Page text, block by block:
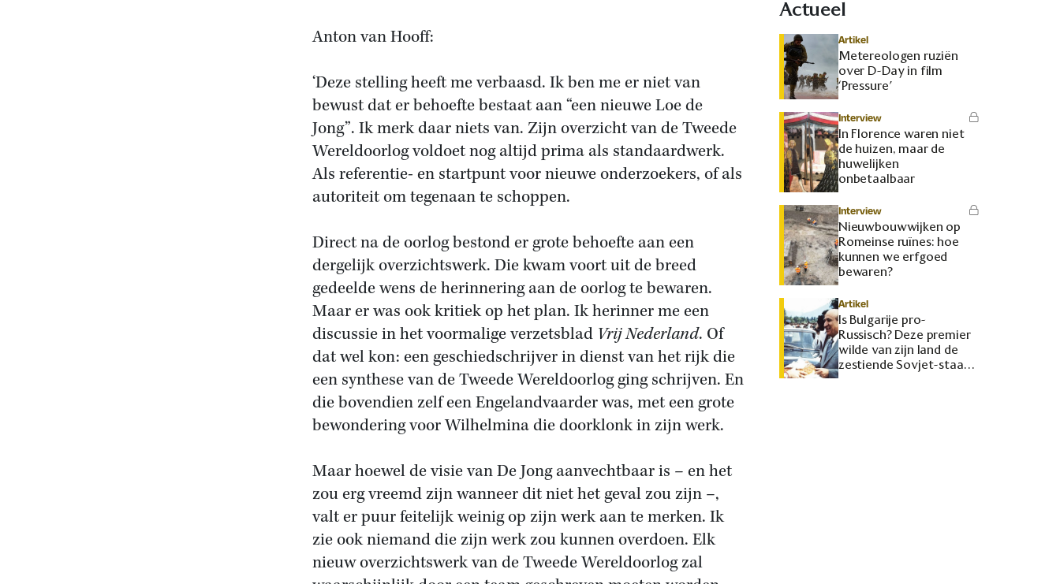
Anton van Hooff:
‘Deze stelling heeft me verbaasd. Ik ben me er niet van
bewust dat er behoefte bestaat aan “een nieuwe Loe de
Jong”. Ik merk daar niets van. Zijn overzicht van de Tweede
Wereldoorlog voldoet nog altijd prima als standaardwerk.
Als referentie- en startpunt voor nieuwe onderzoekers, of als
autoriteit om tegenaan te schoppen.
Direct na de oorlog bestond er grote behoefte aan een
dergelijk overzichtswerk. Die kwam voort uit de breed
gedeelde wens de herinnering aan de oorlog te bewaren.
Maar er was ook kritiek op het plan. Ik herinner me een
discussie in het voormalige verzetsblad Vrij Nederland. Of
dat wel kon: een geschiedschrijver in dienst van het rijk die
een synthese van de Tweede Wereldoorlog ging schrijven. En
die bovendien zelf een Engelandvaarder was, met een grote
bewondering voor Wilhelmina die doorklonk in zijn werk.
Maar hoewel de visie van De Jong aanvechtbaar is – en het
zou erg vreemd zijn wanneer dit niet het geval zou zijn –,
valt er puur feitelijk weinig op zijn werk aan te merken. Ik
zie ook niemand die zijn werk zou kunnen overdoen. Elk
nieuw overzichtswerk van de Tweede Wereldoorlog zal
Actueel
Artikel
Metereologen ruziën
over D-Day in film
‘Pressure’
Interview
In Florence waren niet
de huizen, maar de
huwelijken
onbetaalbaar
Interview
Nieuwbouwwijken op
Romeinse ruïnes: hoe
kunnen we erfgoed
bewaren?
Artikel
Is Bulgarije pro-
Russisch? Deze premier
wilde van zijn land de
zestiende Sovjet-staat
maken